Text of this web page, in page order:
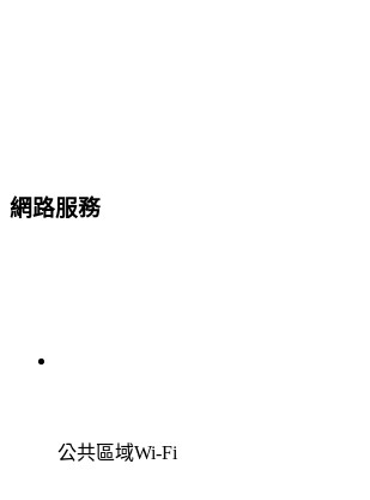
網路服務
公共區域Wi-Fi